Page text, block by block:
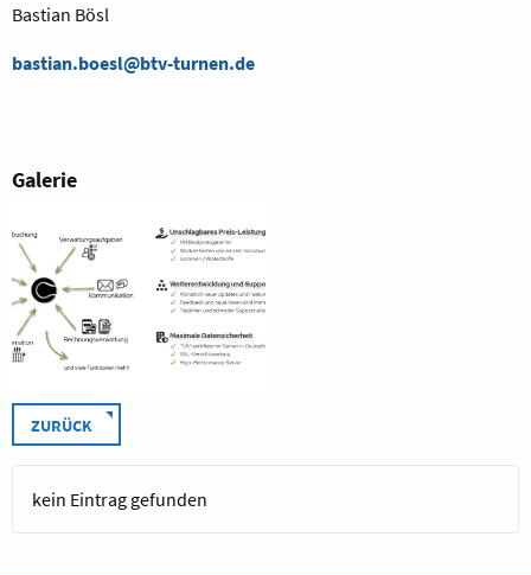
Bastian Bösl
bastian.boesl@btv-turnen.de
Galerie
ZURÜCK
kein Eintrag gefunden